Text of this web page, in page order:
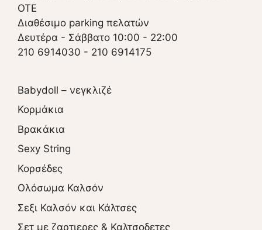
ΟΤΕ
Διαθέσιμο parking πελατών
Δευτέρα - Σάββατο 10:00 - 22:00
210 6914030 - 210 6914175
Babydoll – νεγκλιζέ
Κορμάκια
Βρακάκια
Sexy String
Κορσέδες
Ολόσωμα Καλσόν
Σεξι Καλσόν και Κάλτσες
Σετ με ζαρτιερες & Καλτσοδετες